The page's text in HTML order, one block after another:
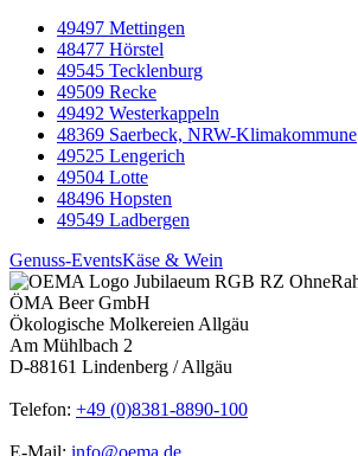
49497 Mettingen
48477 Hörstel
49545 Tecklenburg
49509 Recke
49492 Westerkappeln
48369 Saerbeck, NRW-Klimakommune
49525 Lengerich
49504 Lotte
48496 Hopsten
49549 Ladbergen
Genuss-EventsKäse & Wein
ÖMA Beer GmbH
Ökologische Molkereien Allgäu
Am Mühlbach 2
D-88161 Lindenberg / Allgäu
Telefon: +49 (0)8381-8890-100